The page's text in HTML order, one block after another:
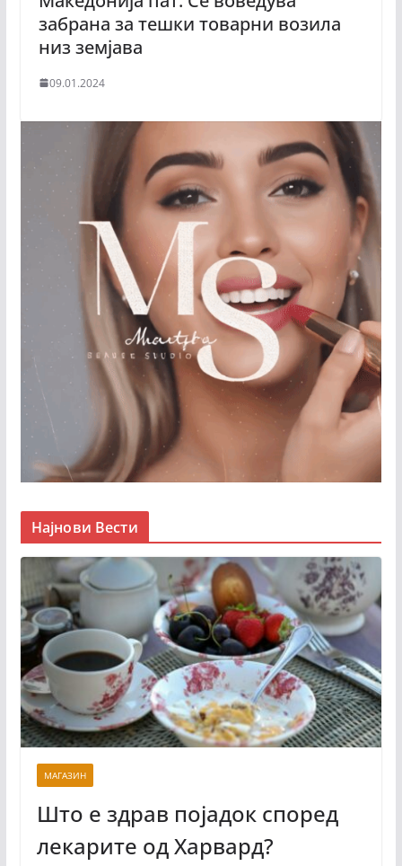
забрана за тешки товарни возила
низ земјава
09.01.2024
Најнови Вести
МАГАЗИН
Што е здрав појадок според
лекарите од Харвард?